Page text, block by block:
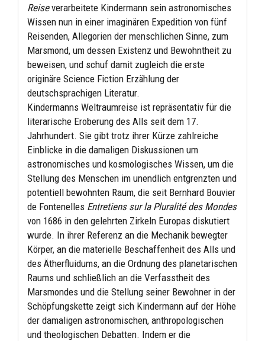
Reiseverarbeitete Kindermann sein astronomisches
Wissen nun in einer imaginären Expedition von fünf
Reisenden, Allegorien der menschlichen Sinne, zum
Marsmond, um dessen Existenz und Bewohntheit zu
beweisen, und schuf damit zugleich die erste
originäre Science Fiction Erzählung der
deutschsprachigen Literatur.
Kindermanns Weltraumreise ist repräsentativ für die
literarische Eroberung des Alls seit dem 17.
Jahrhundert. Sie gibt trotz ihrer Kürze zahlreiche
Einblicke in die damaligen Diskussionen um
astronomisches und kosmologisches Wissen, um die
Stellung des Menschen im unendlich entgrenzten und
potentiell bewohnten Raum, die seit Bernhard Bouvier
de Fontenelles Entretiens sur la Pluralité des Mondes
von 1686 in den gelehrten Zirkeln Europas diskutiert
wurde. In ihrer Referenz an die Mechanik bewegter
Körper, an die materielle Beschaffenheit des Alls und
des Ätherfluidums, an die Ordnung des planetarischen
Raums und schließlich an die Verfasstheit des
Marsmondes und die Stellung seiner Bewohner in der
Schöpfungskette zeigt sich Kindermann auf der Höhe
der damaligen astronomischen, anthropologischen
und theologischen Debatten. Indem er die